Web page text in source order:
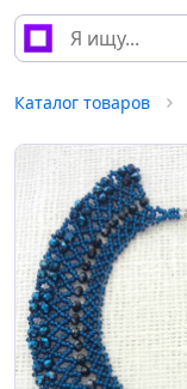
Каталог товаров